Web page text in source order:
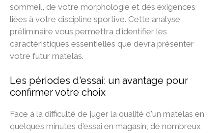
sommeil, de votre morphologie et des exigences
liées à votre discipline sportive. Cette analyse
préliminaire vous permettra d'identifier les
caractéristiques essentielles que devra présenter
votre futur matelas.
Les périodes d'essai: un avantage pour
confirmer votre choix
Face à la difficulté de juger la qualité d'un matelas en
quelques minutes d'essai en magasin, de nombreux